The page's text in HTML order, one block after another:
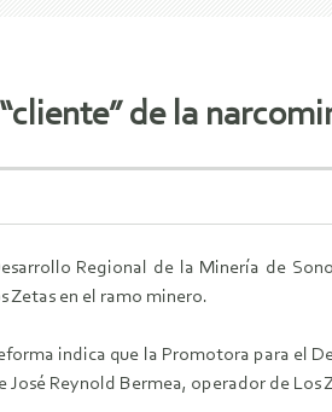
de la
Regional de la Minería de
Zetas en el ramo minero.
indica que la Promotora para el
José Reynold Bermea, operador de